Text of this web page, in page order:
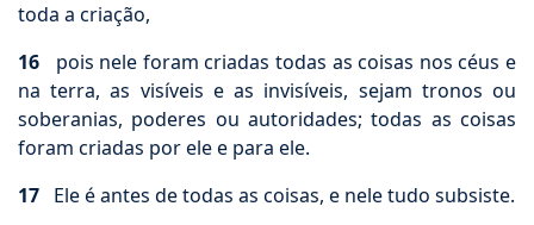
toda a criação,
16 pois nele foram criadas todas as coisas nos céus e
na terra, as visíveis e as invisíveis, sejam tronos ou
soberanias, poderes ou autoridades; todas as coisas
foram criadas por ele e para ele.
17 Ele é antes de todas as coisas, e nele tudo subsiste.